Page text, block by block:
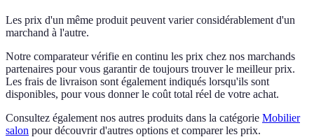
Les prix d'un même produit peuvent varier considérablement d'un
marchand à l'autre.
Notre comparateur vérifie en continu les prix chez nos marchands
partenaires pour vous garantir de toujours trouver le meilleur prix.
Les frais de livraison sont également indiqués lorsqu'ils sont
disponibles, pour vous donner le coût total réel de votre achat.
Consultez également nos autres produits dans la catégorie Mobilier
salon pour découvrir d'autres options et comparer les prix.